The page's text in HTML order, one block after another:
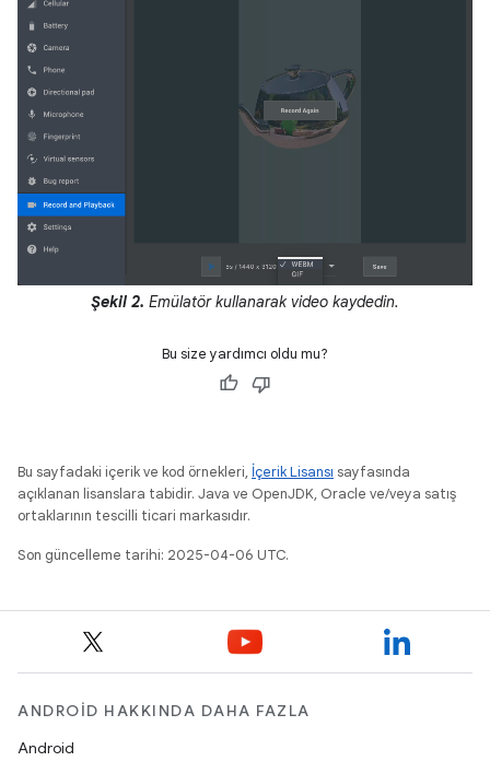
Şekil 2. Emülatör kullanarak video kaydedin.
Bu size yardımcı oldu mu?
Bu sayfadaki içerik ve kod örnekleri, İçerik Lisansı sayfasında
açıklanan lisanslara tabidir. Java ve OpenJDK, Oracle ve/veya satış
ortaklarının tescilli ticari markasıdır.
Son güncelleme tarihi: 2025-04-06 UTC.
ANDROID HAKKINDA DAHA FAZLA
Android